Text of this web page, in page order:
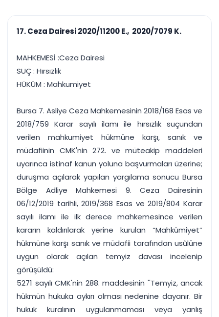
Duruşma ve görev
takvimi
Bildirim
takibi
Tek panelde uçtan uca yönetim
Tüm özellikleri inceleyin Ücretsiz Başlayın
17. Ceza Dairesi 2020/11200 E., 2020/7079 K.
MAHKEMESİ :Ceza Dairesi
SUÇ : Hırsızlık
HÜKÜM : Mahkumiyet
Bursa 7. Asliye Ceza Mahkemesinin 2018/168 Esas ve
2018/759 Karar sayılı ilamı ile hırsızlık suçundan
verilen mahkumiyet hükmüne karşı, sanık ve
müdafiinin CMK'nin 272. ve müteakip maddeleri
uyarınca istinaf kanun yoluna başvurmaları üzerine;
duruşma açılarak yapılan yargılama sonucu Bursa
Bölge Adliye Mahkemesi 9. Ceza Dairesinin
06/12/2019 tarihli, 2019/368 Esas ve 2019/804 Karar
sayılı ilamı ile ilk derece mahkemesince verilen
kararın kaldırılarak yerine kurulan “Mahkûmiyet”
hükmüne karşı sanık ve müdafii tarafından usûlüne
uygun olarak açılan temyiz davası incelenip
görüşüldü:
5271 sayılı CMK'nin 288. maddesinin ''Temyiz, ancak
hükmün hukuka aykırı olması nedenine dayanır. Bir
hukuk kuralının uygulanmaması veya yanlış